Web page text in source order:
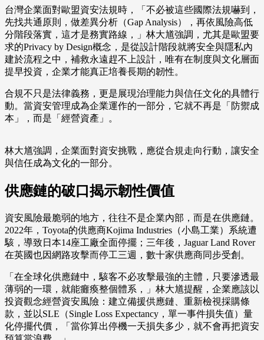
台灣企業面對歐盟資安法規時，「不必被這些國際法規嚇到，
先找共通原則，做差異分析（Gap Analysis），再依風險高低
分階段落實，這才是務實路線，」林大馗強調，尤其是歐盟要
求的Privacy by Design概念，是從設計階段就將安全與隱私內
建於流程之中，補救永遠趕不上設計，唯有在制度與文化層面
提早投資，企業才能真正培養長期的韌性。
合規不只是法律義務，更是展現治理能力與信任文化的具體行
動。當資安管理成為企業運作的一部分，它就不再是「防禦成
本」，而是「經營資產」。
林大馗強調，企業面對資安挑戰，應從合規走向行動，讓安全
與信任成為文化的一部分。
供應鏈的破口揭示韌性價值
資安風險最脆弱的地方，往往不是企業內部，而是在供應鏈。
2022年，Toyota的供應商Kojima Industries（小島工業）系統遭
駭，導致日本14座工廠全面停擺；三年後，Jaguar Land Rover
在英國也因網路攻擊而停工三週，數十家供應商同步受創。
「在全球化供應鏈中，駭客不必攻擊最強的主體，只要滲透最
薄弱的一環，就能癱瘓整個體系，」林大馗提醒，企業應該以
投資觀念經營資安風險：建立備援供應鏈、重新檢視採購條
款，並以SLE（Single Loss Expectancy，單一事件損失值）量
化停擺代價，「當你算出停機一天損失多少，就不會再把資安